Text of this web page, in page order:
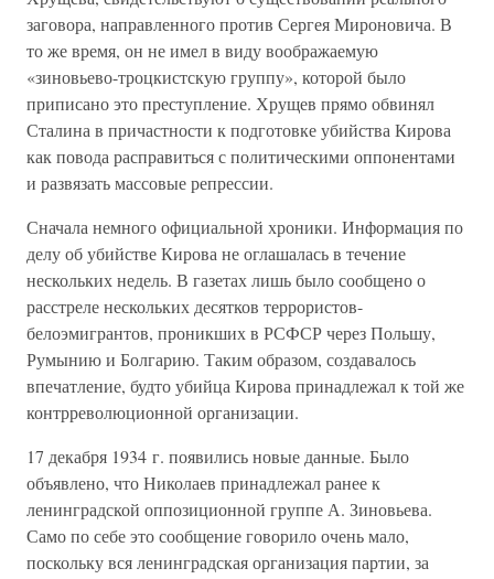
заговора, направленного против Сергея Мироновича. В
то же время, он не имел в виду воображаемую
«зиновьево-троцкистскую группу», которой было
приписано это преступление. Хрущев прямо обвинял
Сталина в причастности к подготовке убийства Кирова
как повода расправиться с политическими оппонентами
и развязать массовые репрессии.
Сначала немного официальной хроники. Информация по
делу об убийстве Кирова не оглашалась в течение
нескольких недель. В газетах лишь было сообщено о
расстреле нескольких десятков террористов-
белоэмигрантов, проникших в РСФСР через Польшу,
Румынию и Болгарию. Таким образом, создавалось
впечатление, будто убийца Кирова принадлежал к той же
контрреволюционной организации.
17 декабря 1934 г. появились новые данные. Было
объявлено, что Николаев принадлежал ранее к
ленинградской оппозиционной группе А. Зиновьева.
Само по себе это сообщение говорило очень мало,
поскольку вся ленинградская организация партии, за